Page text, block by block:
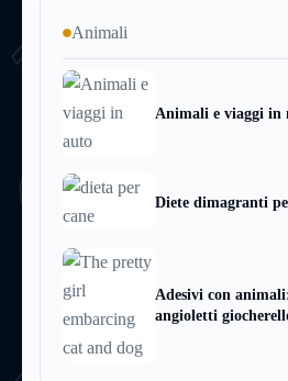
Animali
Animali e viaggi in
Diete dimagranti
Adesivi con
angioletti